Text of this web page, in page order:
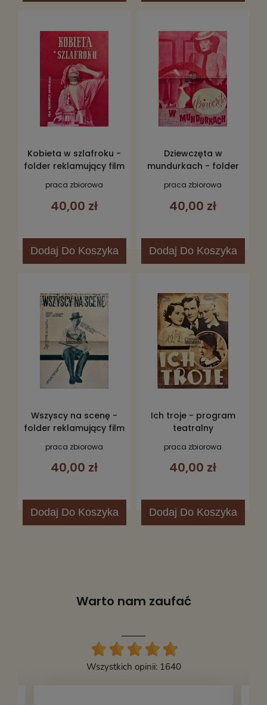
Kobieta w szlafroku -
folder reklamujący film
praca zbiorowa
40,00 zł
Dodaj Do Koszyka
Dziewczęta w
mundurkach - folder
praca zbiorowa
40,00 zł
Dodaj Do Koszyka
Wszyscy na scenę -
folder reklamujący film
praca zbiorowa
40,00 zł
Dodaj Do Koszyka
Ich troje - program
teatralny
praca zbiorowa
40,00 zł
Dodaj Do Koszyka
Warto nam zaufać
Wszystkich opinii: 1640